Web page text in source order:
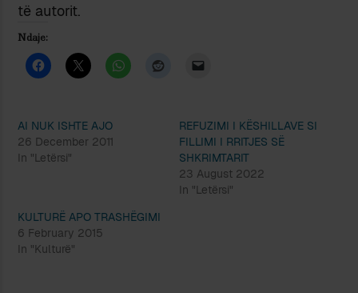
të autorit.
Ndaje:
AI NUK ISHTE AJO
26 December 2011
In "Letërsi"
REFUZIMI I KËSHILLAVE SI
FILLIMI I RRITJES SË
SHKRIMTARIT
23 August 2022
In "Letërsi"
KULTURË APO TRASHËGIMI
6 February 2015
In "Kulturë"